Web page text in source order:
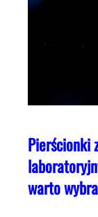
Pierścionki
warto